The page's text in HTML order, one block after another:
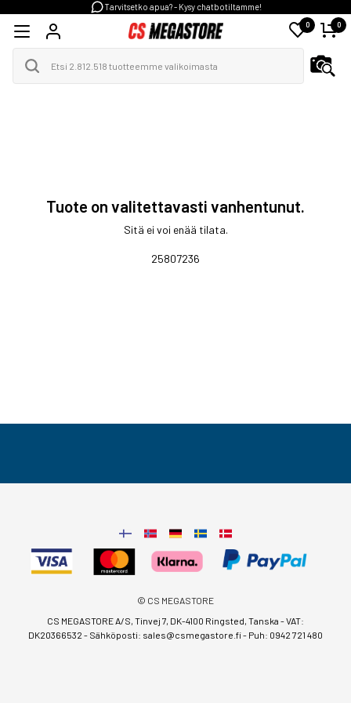
Tarvitsetko apua? - Kysy chatbotiltamme!
0 0
Tuote on valitettavasti vanhentunut.
Sitä ei voi enää tilata.
25807236
© CS MEGASTORE
CS MEGASTORE A/S, Tinvej 7, DK-4100 Ringsted, Tanska - VAT:
DK20366532 - Sähköposti: sales@csmegastore.fi- Puh: 0942 721 480